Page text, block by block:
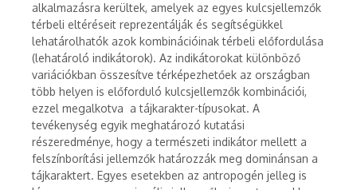
alkalmazásra kerültek, amelyek az egyes kulcsjellemzők
térbeli eltéréseit reprezentálják és segítségükkel
lehatárolhatók azok kombinációinak térbeli előfordulása
(lehatároló indikátorok). Az indikátorokat különböző
variációkban összesítve térképezhetőek az országban
több helyen is előforduló kulcsjellemzők kombinációi,
ezzel megalkotva a tájkarakter-típusokat. A
tevékenység egyik meghatározó kutatási
részeredménye, hogy a természeti indikátor mellett a
felszínborítási jellemzők határozzák meg dominánsan a
tájkaraktert. Egyes esetekben az antropogén jelleg is